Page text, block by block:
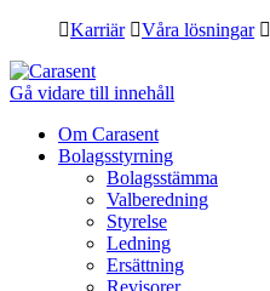
Karriär Våra lösningar
Gå vidare till innehåll
Om Carasent
Bolagsstyrning
Bolagsstämma
Valberedning
Styrelse
Ledning
Ersättning
Revisorer